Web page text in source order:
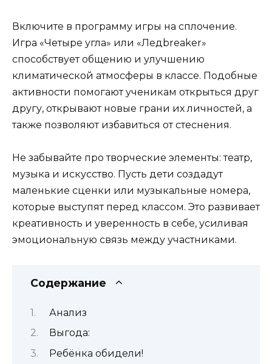
Включите в программу игры на сплочение.
Игра «Четыре угла» или «Ледbreaker»
способствует общению и улучшению
климатической атмосферы в классе. Подобные
активности помогают ученикам открыться друг
другу, открывают новые грани их личностей, а
также позволяют избавиться от стеснения.
Не забывайте про творческие элементы: театр,
музыка и искусство. Пусть дети создадут
маленькие сценки или музыкальные номера,
которые выступят перед классом. Это развивает
креативность и уверенность в себе, усиливая
эмоциональную связь между участниками.
Содержание
Анализ
Выгода:
Ребёнка обидели!